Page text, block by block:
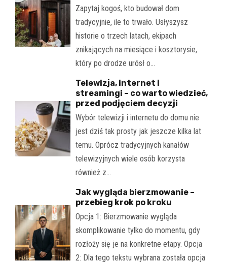
Zapytaj kogoś, kto budował dom
tradycyjnie, ile to trwało. Usłyszysz
historie o trzech latach, ekipach
znikających na miesiące i kosztorysie,
który po drodze urósł o…
Telewizja, internet i
streamingi – co warto wiedzieć,
przed podjęciem decyzji
Wybór telewizji i internetu do domu nie
jest dziś tak prosty jak jeszcze kilka lat
temu. Oprócz tradycyjnych kanałów
telewizyjnych wiele osób korzysta
również z…
Jak wygląda bierzmowanie –
przebieg krok po kroku
Opcja 1: Bierzmowanie wygląda
skomplikowanie tylko do momentu, gdy
rozłoży się je na konkretne etapy. Opcja
2: Dla tego tekstu wybrana została opcja